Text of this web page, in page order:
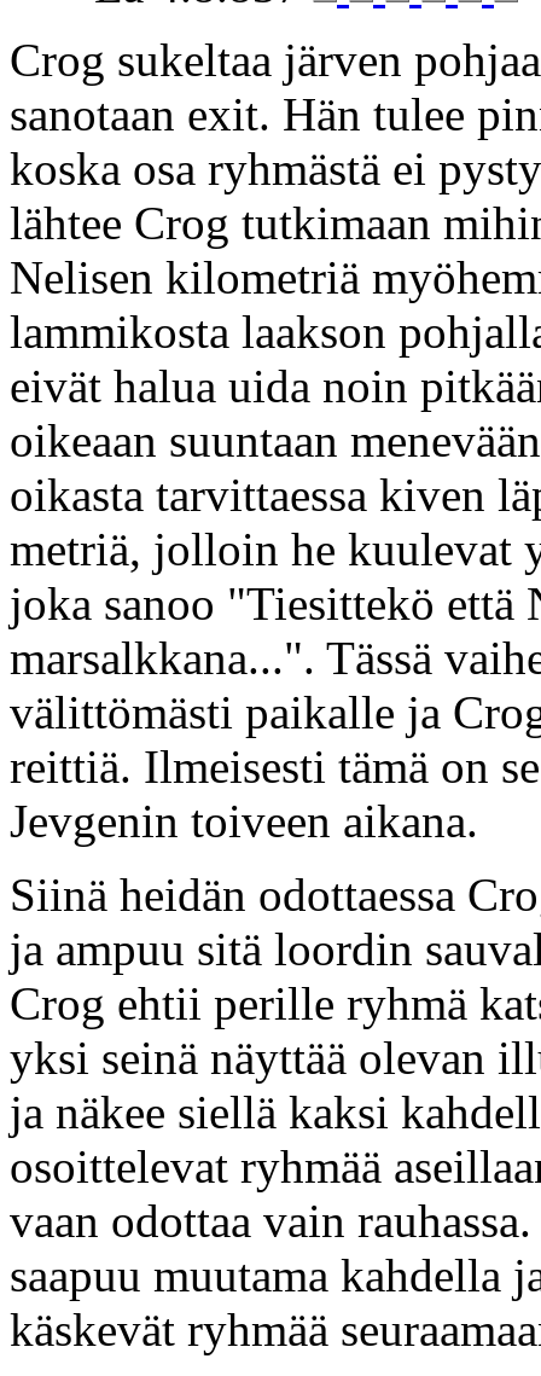
Crog sukeltaa järven
sanotaan exit. Hän tulee
koska osa ryhmästä ei
lähtee Crog tutkimaan
Nelisen kilometriä
lammikosta laakson
eivät halua uida noin
oikeaan suuntaan
oikasta tarvittaessa kiven
metriä, jolloin he kuulevat
joka sanoo "Tiesittekö
marsalkkana...". Tässä
välittömästi paikalle ja
reittiä. Ilmeisesti tämä on
Jevgenin toiveen aikana.
Siinä heidän odottaessa
ja ampuu sitä loordin
Crog ehtii perille ryhmä
yksi seinä näyttää olevan
ja näkee siellä kaksi
osoittelevat ryhmää
vaan odottaa vain
saapuu muutama kahdella
käskevät ryhmää